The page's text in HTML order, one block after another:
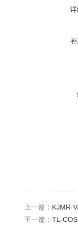
上一篇： KJMR-
下一篇： TL-